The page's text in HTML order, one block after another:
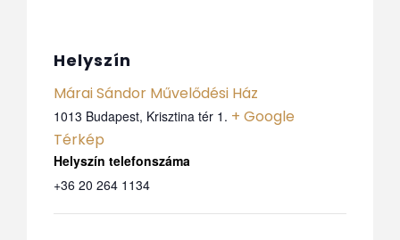
Helyszín
Márai Sándor Művelődési Ház
1013 Budapest, Krisztina tér 1. + Google
Térkép
+36 20 264 1134